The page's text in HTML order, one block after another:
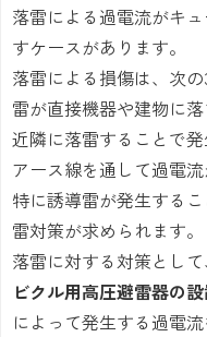
落雷による過電流がキ
すケースがあります。
落雷による損傷は、次の
雷が直接機器や建物に落
近隣に落雷することで
アース線を通して過電流
特に誘導雷が発生する
雷対策が求められます。
落雷に対する対策として
ビクル用高圧避雷器の
によって発生する過電